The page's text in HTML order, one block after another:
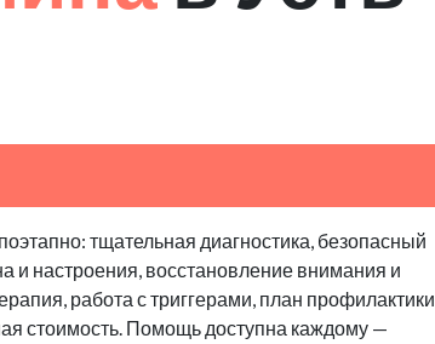
тщательная диагностика, безопасный
и настроения, восстановление внимания и
работа с триггерами, план профилактики
стоимость. Помощь доступна каждому —